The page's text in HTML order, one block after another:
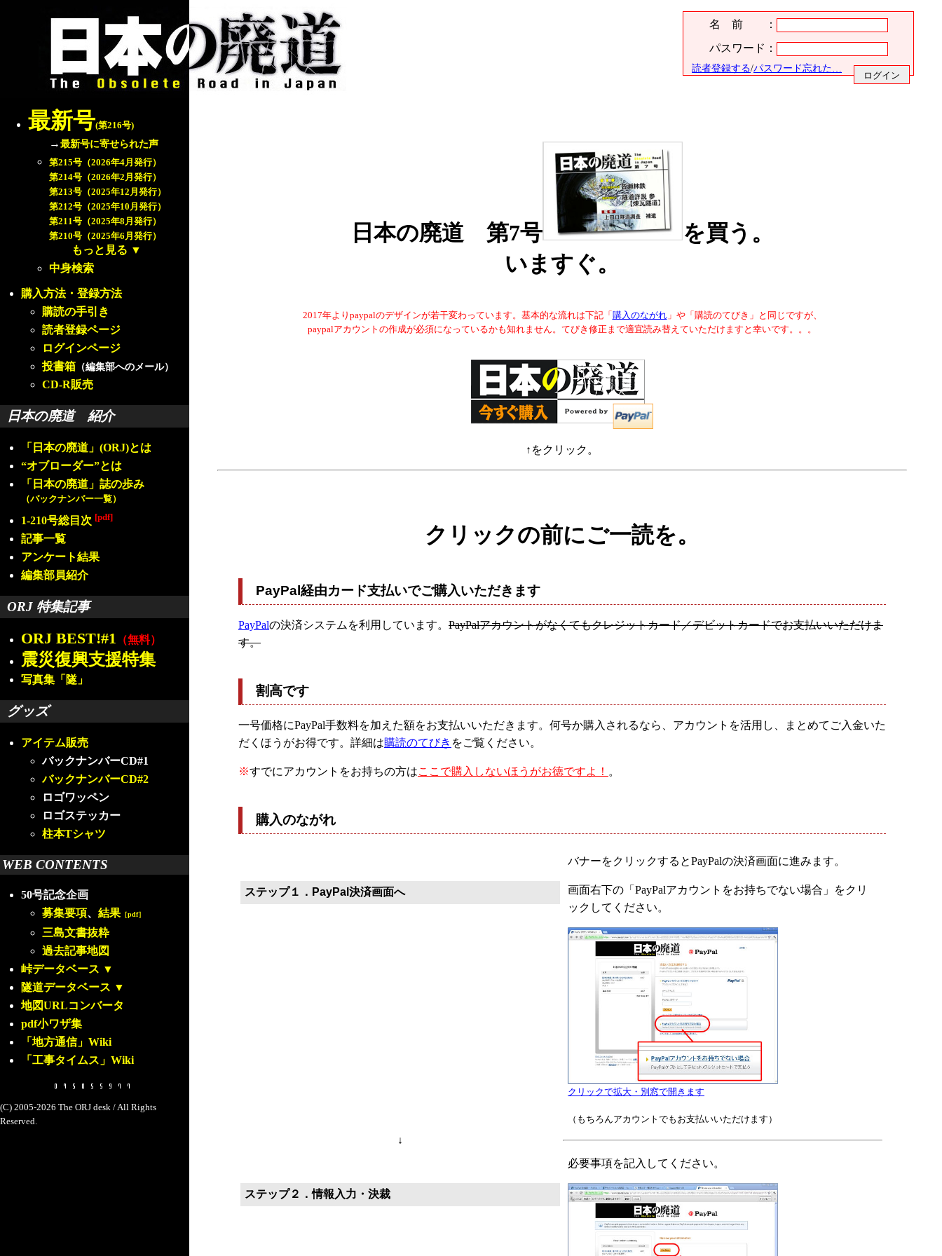
名 前 ：
パスワード：
読者登録する/パスワード忘れた…
最新号(第216号)
→最新号に寄せられた声
第215号（2026年4月発行）
第214号（2026年2月発行）
第213号（2025年12月発行）
第212号（2025年10月発行）
第211号（2025年8月発行）
第210号（2025年6月発行）
もっと見る ▼
中身検索
購入方法・登録方法
購読の手引き
読者登録ページ
ログインページ
投書箱 （編集部へのメール）
CD-R販売
日本の廃道 紹介
「日本の廃道」(ORJ)とは
“オブローダー”とは
「日本の廃道」誌の歩み
（バックナンバー一覧）
1-210号総目次 [pdf]
記事一覧
アンケート結果
編集部員紹介
ORJ 特集記事
ORJ BEST!#1 （無料）
震災復興支援特集
写真集「隧」
グッズ
アイテム販売
バックナンバーCD#1
バックナンバーCD#2
ロゴワッペン
ロゴステッカー
柱本Tシャツ
WEB CONTENTS
50号記念企画
募集要項、 結果 ［pdf］
三島文書抜粋
過去記事地図
峠データベース ▼
隧道データベース ▼
地図URLコンバータ
pdf小ワザ集
「地方通信」Wiki
「工事タイムス」Wiki
(C) 2005-2026 The ORJ desk / All Rights
Reserved.
日本の廃道 第7号
を買う。
いますぐ。
2017年よりpaypalのデザインが若干変わっています。基本的な流れは下記「 購入のながれ」や「購読のてびき」と同じですが、
paypalアカウントの作成が必須になっているかも知れません。てびき修正まで適宜読み替えていただけますと幸いです。。。
↑をクリック。
クリックの前にご一読を。
PayPal経由カード支払いでご購入いただきます
PayPalの決済システムを利用しています。 PayPalアカウントがなくてもクレジットカード／デビットカードでお支払いいただけま
す。
割高です
一号価格にPayPal手数料を加えた額をお支払いいただきます。何号か購入されるなら、アカウントを活用し、まとめてご入金いた
だくほうがお得です。詳細は購読のてびき をご覧ください。
※すでにアカウントをお持ちの方はここで購入しないほうがお徳ですよ！ 。
購入のながれ
ステップ１．PayPal決済画面へ
バナーをクリックするとPayPalの決済画面に進みます。
画面右下の「PayPalアカウントをお持ちでない場合」をクリ
ックしてください。
クリックで拡大・別窓で開きます
（もちろんアカウントでもお支払いいただけます）
↓
ステップ２．情報入力・決裁
必要事項を記入してください。